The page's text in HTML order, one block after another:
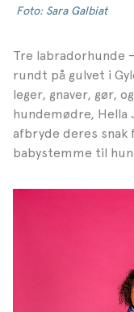
Foto: Sara Galbiat
Tre labradorhunde
rundt på gulvet i
leger, gnaver, gør,
hundemødre, Hella
afbryde deres snak
babystemme til